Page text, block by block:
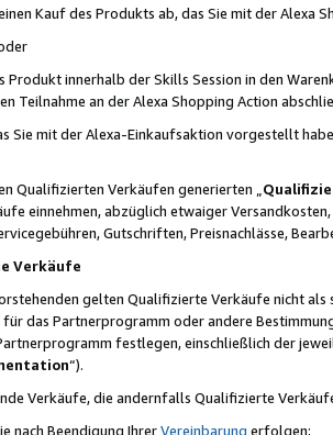
Kauf des Produkts ab, das Sie mit der Alexa
innerhalb der Skills Session in den
Teilnahme an der Alexa Shopping Action
Sie mit der Alexa-Einkaufsaktion vorgestellt
Qualifizierten Verkäufen generierten „
einnehmen, abzüglich etwaiger
Gutschriften, Preisnachlässe,
Verkäufe
gelten Qualifizierte Verkäufe nicht
das Partnerprogramm oder andere
festlegen, einschließlich der
“).
Verkäufe, die andernfalls Qualifizierte
nach Beendigung IhrerVereinbarung erfolgen;